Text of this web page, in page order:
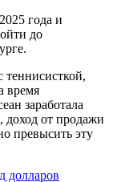
года и
до
теннисисткой,
время
заработала
от продажи
превысить эту
долларов